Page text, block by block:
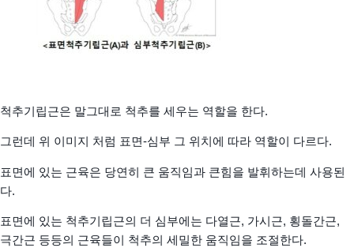
척추기립근은 말그대로 척추를 세우는 역할을 한다.
그런데 위 이미지 처럼 표면-심부 그 위치에 따라 역할이 다르다.
표면에 있는 근육은 당연히 큰 움직임과 큰힘을 발휘하는데 사용된
다.
표면에 있는 척추기립근의 더 심부에는 다열근, 가시근, 횡돌간근,
극간근 등등의 근육들이 척추의 세밀한 움직임을 조절한다.